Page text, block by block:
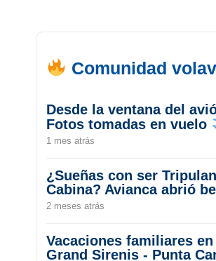
Comunidad
Desde la ventana del
Fotos tomadas en vuelo
1 mes atrás
¿Sueñas con ser
Cabina? Avianca abrió
2 meses atrás
Vacaciones familiares en
Grand Sirenis - Punta